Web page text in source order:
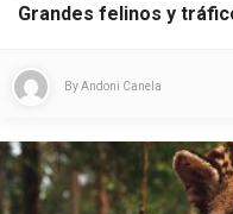
Grandes felinos y
ByAndoni Canela